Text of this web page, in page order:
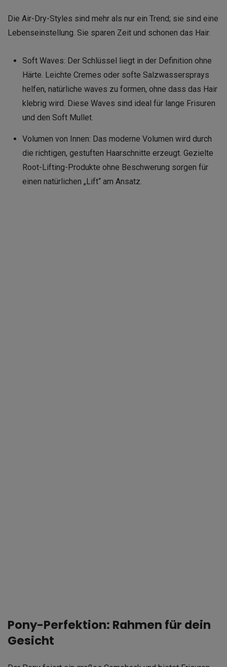
Die Air-Dry-Styles sind mehr als nur ein Trend; sie sind eine
Lebenseinstellung. Sie sparen Zeit und schonen das Hair.
Soft Waves: Der Schlüssel liegt in der Definition ohne
Härte. Leichte Cremes oder softe Salzwassersprays
helfen, natürliche waves zu formen, ohne dass das Hair
klebrig wird. Diese Waves sind ideal für lange Frisuren
und den Soft Mullet.
Volumen von Innen: Das moderne Volumen wird durch
die richtigen, gestuften Haarschnitte erzeugt. Gezielte
Root-Lifting-Produkte ohne Beschwerung sorgen für
einen natürlichen „Lift“ am Ansatz.
Pony-Perfektion: Rahmen für dein
Gesicht